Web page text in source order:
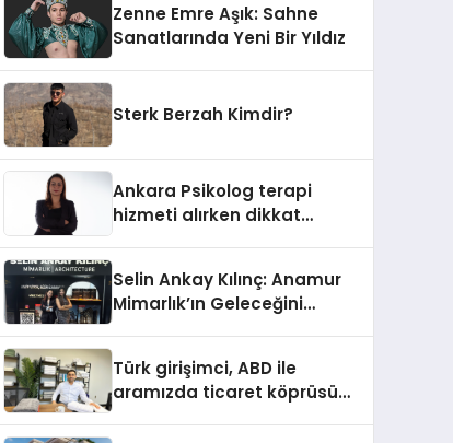
Zenne Emre Aşık: Sahne
Sanatlarında Yeni Bir Yıldız
Sterk Berzah Kimdir?
Ankara Psikolog terapi
hizmeti alırken dikkat
Selin Ankay Kılınç: Anamur
Mimarlık’ın Geleceğini
Türk girişimci, ABD ile
aramızda ticaret köprüsü